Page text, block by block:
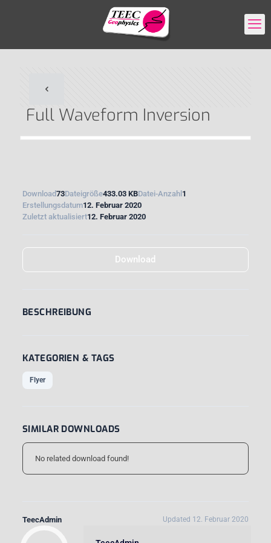
Full Waveform Inversion
Download73Dateigröße433.03 KBDatei-Anzahl 1
Erstellungsdatum12. Februar 2020
Zuletzt aktualisiert12. Februar 2020
Download
BESCHREIBUNG
KATEGORIEN & TAGS
Flyer
SIMILAR DOWNLOADS
No related download found!
TeecAdmin Updated 12. Februar 2020